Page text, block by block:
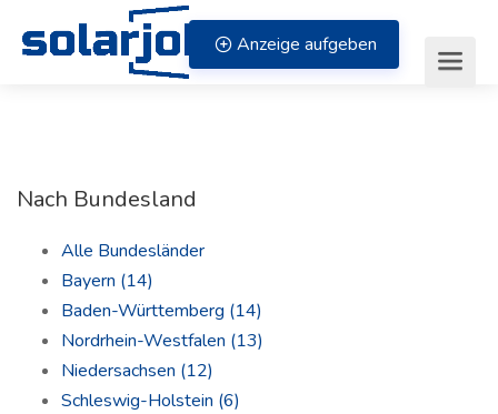
Zum Inhalt springen
Anzeige aufgeben
Nach Bundesland
Alle Bundesländer
Bayern (14)
Baden-Württemberg (14)
Nordrhein-Westfalen (13)
Niedersachsen (12)
Schleswig-Holstein (6)